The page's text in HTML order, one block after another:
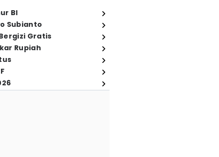
BI
Subianto
Gratis
Rupiah